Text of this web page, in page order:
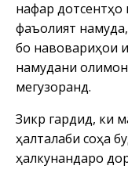
нафар
фаъолият
бо навовариҳои
намудани
мегузоранд.
Зикр гардид, ки
ҳалталаби соҳа
ҳалкунандаро